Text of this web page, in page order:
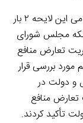
با شروع به کار دوره یازدهم مجلس شورای اسلامی این لایحه ۲ بار
مجلس شورای
تعارض منافع
مورد بررسی قرار
و دولت در
تعارض منافع
تأکید کردند.